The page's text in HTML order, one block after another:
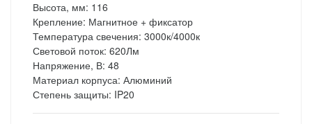
Высота, мм: 116
Крепление: Магнитное + фиксатор
Температура свечения: 3000к/4000к
Световой поток: 620Лм
Напряжение, В: 48
Материал корпуса: Алюминий
Степень защиты: IP20